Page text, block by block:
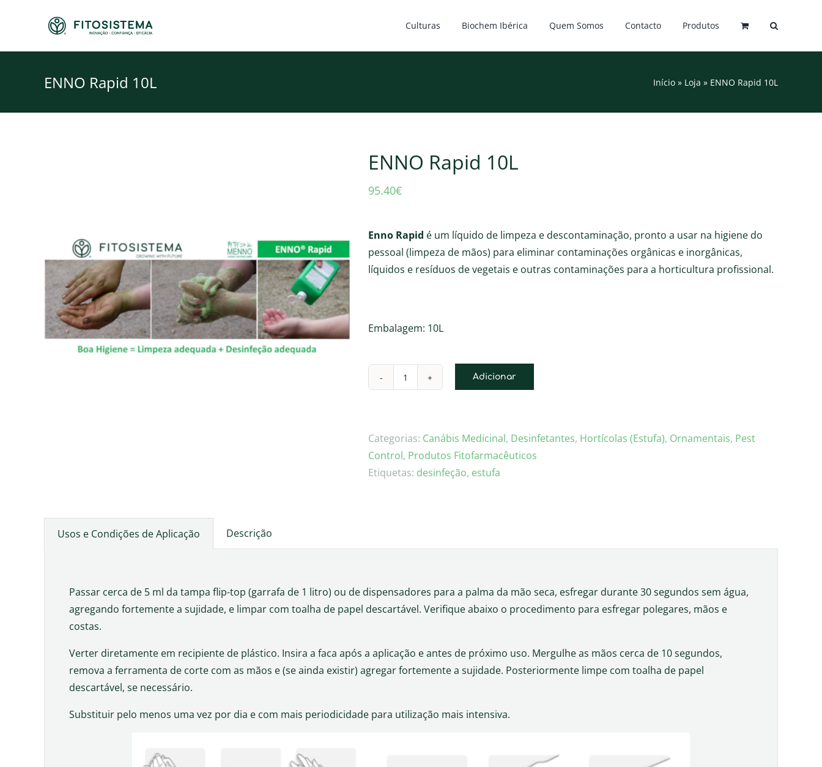
Culturas Biochem Ibérica Quem Somos Contacto Produtos
ENNO Rapid 10L Início » Loja » ENNO Rapid 10L
ENNO Rapid 10L
95.40€
Enno Rapid é um líquido de limpeza e descontaminação, pronto a usar na higiene do
pessoal (limpeza de mãos) para eliminar contaminações orgânicas e inorgânicas,
líquidos e resíduos de vegetais e outras contaminações para a horticultura profissional.
Embalagem: 10L
Quantidade
Rapid
10L
Adicionar
Categorias: Canábis Medicinal, Desinfetantes, Hortícolas (Estufa), Ornamentais, Pest
Control, Produtos Fitofarmacêuticos
Etiquetas: desinfeção, estufa
Usos e Condições de Aplicação Descrição
Passar cerca de 5 ml da tampa flip-top (garrafa de 1 litro) ou de dispensadores para a palma da mão seca, esfregar durante 30 segundos sem água,
agregando fortemente a sujidade, e limpar com toalha de papel descartável. Verifique abaixo o procedimento para esfregar polegares, mãos e
costas.
Verter diretamente em recipiente de plástico. Insira a faca após a aplicação e antes de próximo uso. Mergulhe as mãos cerca de 10 segundos,
remova a ferramenta de corte com as mãos e (se ainda existir) agregar fortemente a sujidade. Posteriormente limpe com toalha de papel
descartável, se necessário.
Substituir pelo menos uma vez por dia e com mais periodicidade para utilização mais intensiva.